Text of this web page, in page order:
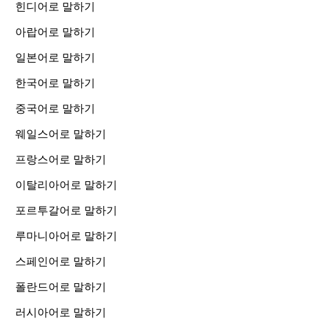
힌디어로 말하기
아랍어로 말하기
일본어로 말하기
한국어로 말하기
중국어로 말하기
웨일스어로 말하기
프랑스어로 말하기
이탈리아어로 말하기
포르투갈어로 말하기
루마니아어로 말하기
스페인어로 말하기
폴란드어로 말하기
러시아어로 말하기